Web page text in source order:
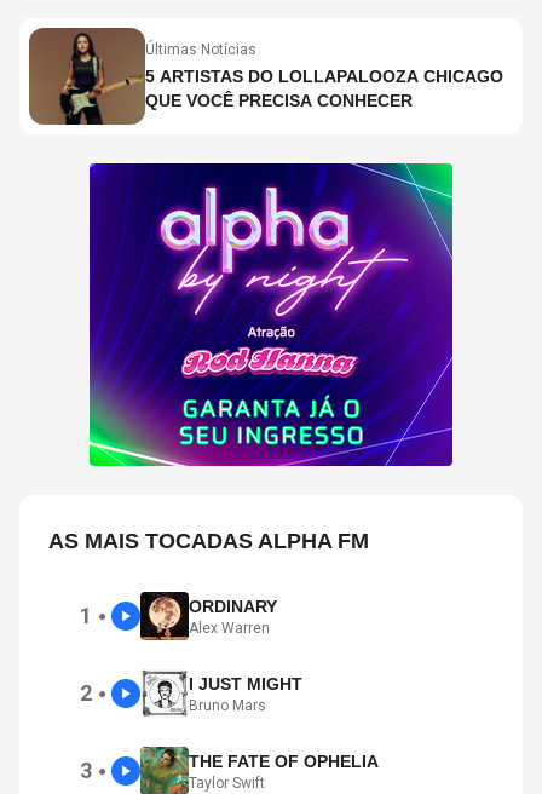
Últimas Notícias
5 ARTISTAS DO LOLLAPALOOZA CHICAGO
QUE VOCÊ PRECISA CONHECER
AS MAIS TOCADAS ALPHA FM
1 ● ORDINARY
Alex Warren
2 ● I JUST MIGHT
Bruno Mars
3 ● THE FATE OF OPHELIA
Taylor Swift